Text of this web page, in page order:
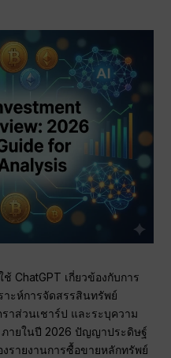
ChatGPT เกี่ยวข้องกับการ
าะห์การจัดสรรสินทรัพย์
าส่วนเชาร์ป และระบุความ
ายในปี 2026 ปัญญาประดิษฐ์
รายงานการซื้อขายหลักทรัพย์